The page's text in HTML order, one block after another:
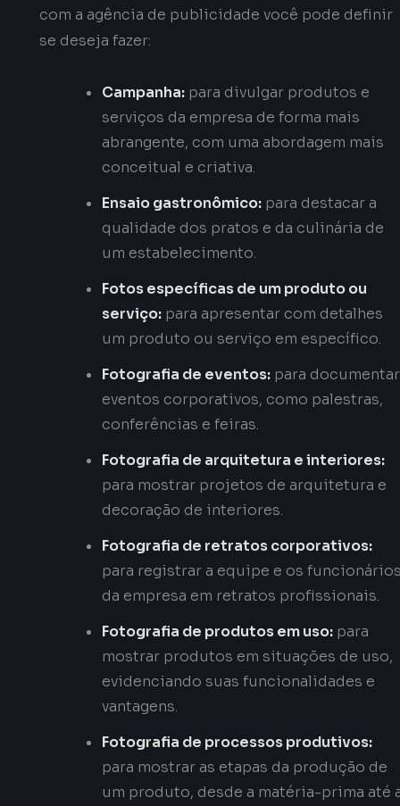
com a agência de publicidade você pode definir
se deseja fazer:
Campanha: para divulgar produtos e
serviços da empresa de forma mais
abrangente, com uma abordagem mais
conceitual e criativa.
Ensaio gastronômico: para destacar a
qualidade dos pratos e da culinária de
um estabelecimento.
Fotos específicas de um produto ou
serviço: para apresentar com detalhes
um produto ou serviço em específico.
Fotografia de eventos: para documentar
eventos corporativos, como palestras,
conferências e feiras.
Fotografia de arquitetura e interiores:
para mostrar projetos de arquitetura e
decoração de interiores.
Fotografia de retratos corporativos:
para registrar a equipe e os
da empresa em retratos profissionais.
Fotografia de produtos em uso: para
mostrar produtos em situações de uso,
evidenciando suas funcionalidades e
vantagens.
Fotografia de processos produtivos:
para mostrar as etapas da produção de
um produto, desde a matéria-prima até